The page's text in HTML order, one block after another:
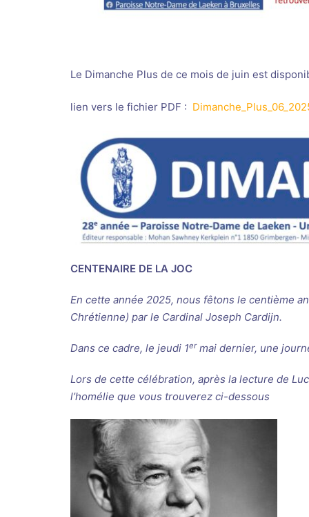
Le Dimanche Plus de ce mois de juin est
lien vers le fichier PDF :
CENTENAIRE DE LA JOC
En cette année 2025, nous fêtons le centième
Chrétienne) par le Cardinal Joseph Cardijn.
Dans ce cadre, le jeudi 1ermai dernier, une
Lors de cette célébration, après la lecture de
l’homélie que vous trouverez ci-dessous